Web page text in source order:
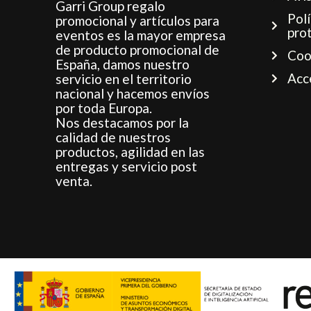
Garri Group regalo
promocional y artículos para
eventos es la mayor empresa
de producto promocional de
España, damos nuestro
servicio en el territorio
nacional y hacemos envíos
por toda Europa.
Nos destacamos por la
calidad de nuestros
productos, agilidad en las
entregas y servicio post
venta.